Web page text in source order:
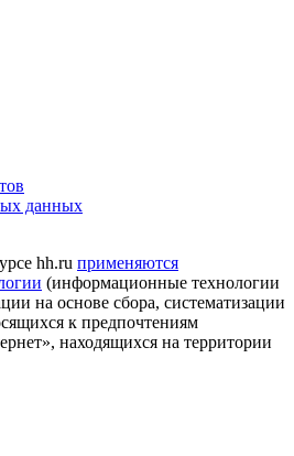
данных
hh.ru применяются
(информационные технологии
на основе сбора, систематизации
к предпочтениям
находящихся на территории